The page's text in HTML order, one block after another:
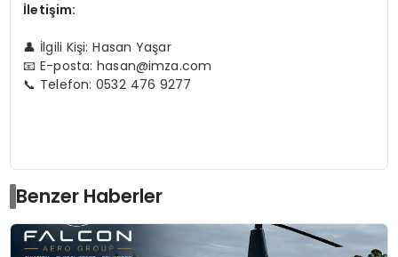
İletişim:
👤 İlgili Kişi: Hasan Yaşar
📧 E-posta:hasan@imza.com
📞 Telefon: 0532 476 9277
Benzer Haberler